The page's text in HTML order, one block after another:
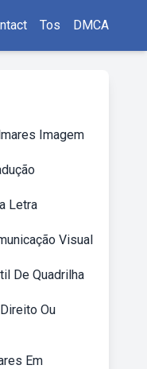
Tos DMCA
Imagem
Letra
Visual
De Quadrilha
Ou
Em